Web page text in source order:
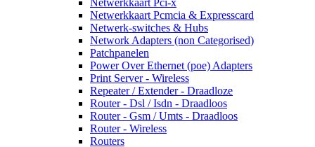
Netwerkkaart Pcmcia & Expresscard
Netwerk-switches & Hubs
Network Adapters (non Categorised)
Patchpanelen
Power Over Ethernet (poe) Adapters
Print Server - Wireless
Repeater / Extender - Draadloze
Router - Dsl / Isdn - Draadloos
Router - Gsm / Umts - Draadloos
Router - Wireless
Routers